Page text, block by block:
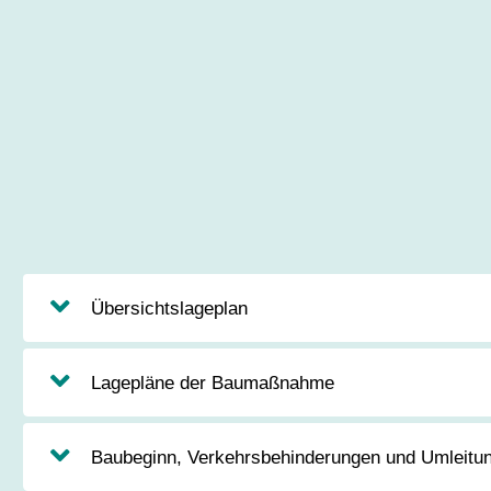
Übersichtslageplan
Lagepläne der Baumaßnahme
Baubeginn, Verkehrsbehinderungen und